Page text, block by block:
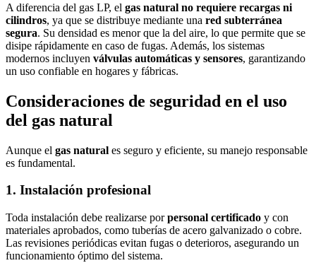
A diferencia del gas LP, el gas natural no requiere recargas ni
cilindros, ya que se distribuye mediante una red subterránea
segura. Su densidad es menor que la del aire, lo que permite que se
disipe rápidamente en caso de fugas. Además, los sistemas
modernos incluyen válvulas automáticas y sensores, garantizando
un uso confiable en hogares y fábricas.
Consideraciones de seguridad en el uso
del gas natural
Aunque el gas natural es seguro y eficiente, su manejo responsable
es fundamental.
1. Instalación profesional
Toda instalación debe realizarse porpersonal certificado y con
materiales aprobados, como tuberías de acero galvanizado o cobre.
Las revisiones periódicas evitan fugas o deterioros, asegurando un
funcionamiento óptimo del sistema.